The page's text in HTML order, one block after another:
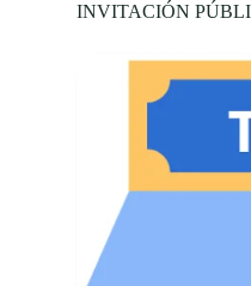
INVITACIÓN